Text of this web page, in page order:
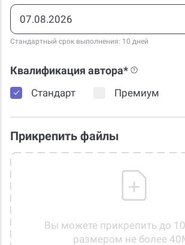
Стандартный срок выполнения: 10 дней
Квалификация автора*
Стандарт Премиум
Прикрепить файлы
Вы можете прикрепить до
размером не более